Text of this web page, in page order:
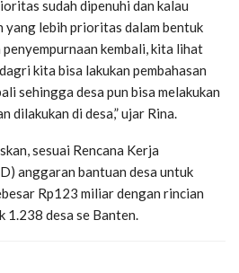
sudah dipenuhi dan kalau
yang lebih prioritas dalam bentuk
kembali, kita lihat
kita bisa lakukan pembahasan
sehingga desa pun bisa melakukan
dilakukan di desa,” ujar Rina.
sesuai Rencana Kerja
anggaran bantuan desa untuk
Rp123 miliar dengan rincian
1.238 desa se Banten.